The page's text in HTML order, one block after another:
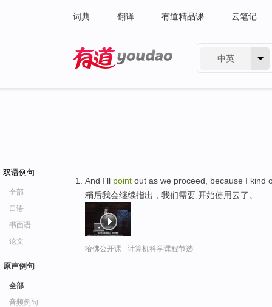
词典 翻译 有道精品课 云笔记
中英
双语例句
全部
口语
书面语
论文
原声例句
全部
音频例句
And I'll point out as we proceed, because I kind
稍后我会继续指出，我们需要,开始使用云了。
哈佛公开课 - 计算机科学课程节选